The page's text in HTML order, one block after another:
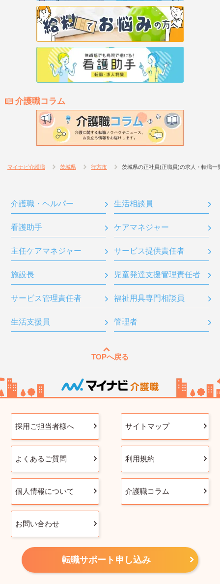
介護職コラム
マイナビ介護職 茨城県 行方市 茨城県の正社員(正職員)の求人・転職一
介護職・ヘルパー 生活相談員
看護助手 ケアマネジャー
主任ケアマネジャー サービス提供責任者
施設長 児童発達支援管理責任者
サービス管理責任者 福祉用具専門相談員
生活支援員 管理者
TOPへ戻る
採用ご担当者様へ サイトマップ
よくあるご質問 利用規約
個人情報について 介護職コラム
お問い合わせ
転職サポート申し込み